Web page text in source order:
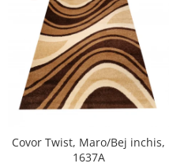
Covor Twist, Maro/Bej inchis,
1637A